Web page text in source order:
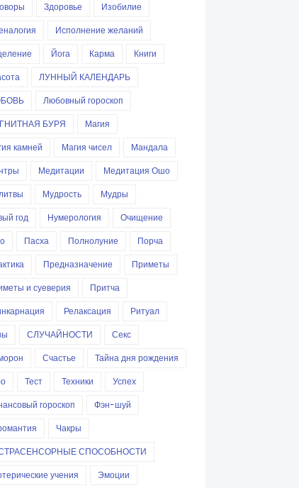
Здоровье
Изобилие
Исполнение желаний
Йога Карма
Книги
ЛУННЫЙ КАЛЕНДАРЬ
Любовный гороскоп
БУРЯ
Магия
камней
Магия чисел
Мандала
Медитации
Медитация Ошо
Мудрость
Мудры
год
Нумерология
Очищение
Пасха Полнолуние
Порча
Предназначение
Приметы
и суеверия
Притча
Релаксация
Ритуал
СЛУЧАЙНОСТИ
Секс
Счастье
Тайна дня рождения
Тест Техники
Успех
гороскоп
Фэн-шуй
Чакры
СПОСОБНОСТИ
учения
Эмоции